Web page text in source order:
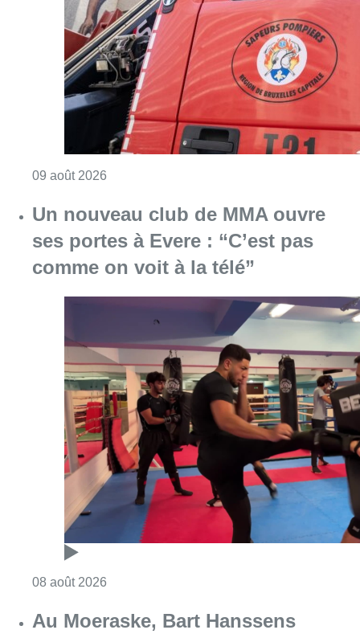
09 août 2026
Un nouveau club de MMA ouvre
ses portes à Evere : “C’est pas
comme on voit à la télé”
08 août 2026
Au Moeraske, Bart Hanssens